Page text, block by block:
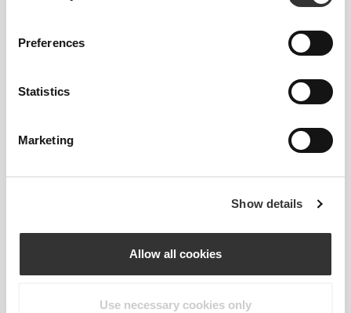
Preferences
Statistics
Marketing
Show details
Allow all cookies
Use necessary cookies only
ελαφριά ώστε να νιώθετε σαν να μην φοράτε τίποτα
ΆΝΕΣΉ ΣΑΣ.